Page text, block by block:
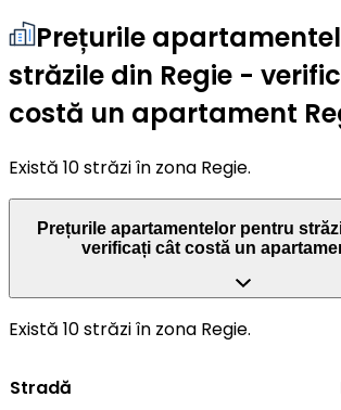
Prețurile
străzile din Regie -
costă un apartament
Există 10 străzi în zona Regie.
Prețurile apartamentelor pentru
verificați cât costă un
Există 10 străzi în zona Regie.
Stradă